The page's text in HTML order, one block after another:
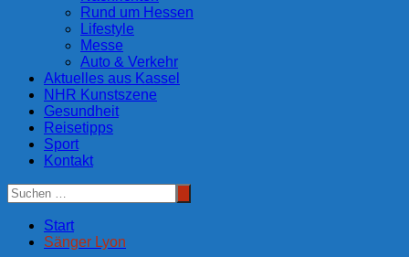
Rund um Hessen
Lifestyle
Messe
Auto & Verkehr
Aktuelles aus Kassel
NHR Kunstszene
Gesundheit
Reisetipps
Sport
Kontakt
Start
Sänger Lyon